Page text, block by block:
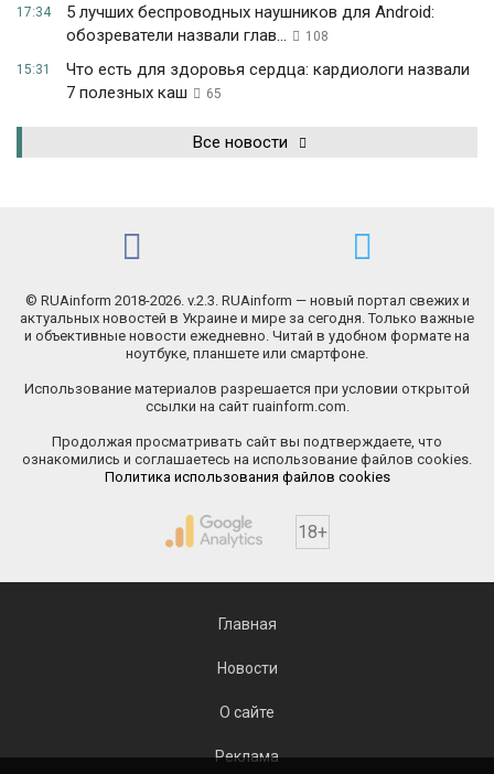
17:34
5 лучших беспроводных наушников для Android:
обозреватели назвали глав...
108
15:31
Что есть для здоровья сердца: кардиологи назвали
7 полезных каш
65
Все новости
© RUAinform 2018-2026. v.2.3. RUAinform — новый портал свежих и
актуальных новостей в Украине и мире за сегодня. Только важные
и объективные новости ежедневно. Читай в удобном формате на
ноутбуке, планшете или смартфоне.
Использование материалов разрешается при условии открытой
ссылки на сайт ruainform.com.
Продолжая просматривать сайт вы подтверждаете, что
ознакомились и соглашаетесь на использование файлов cookies.
Политика использования файлов cookies
18+
Главная
Новости
О сайте
Реклама